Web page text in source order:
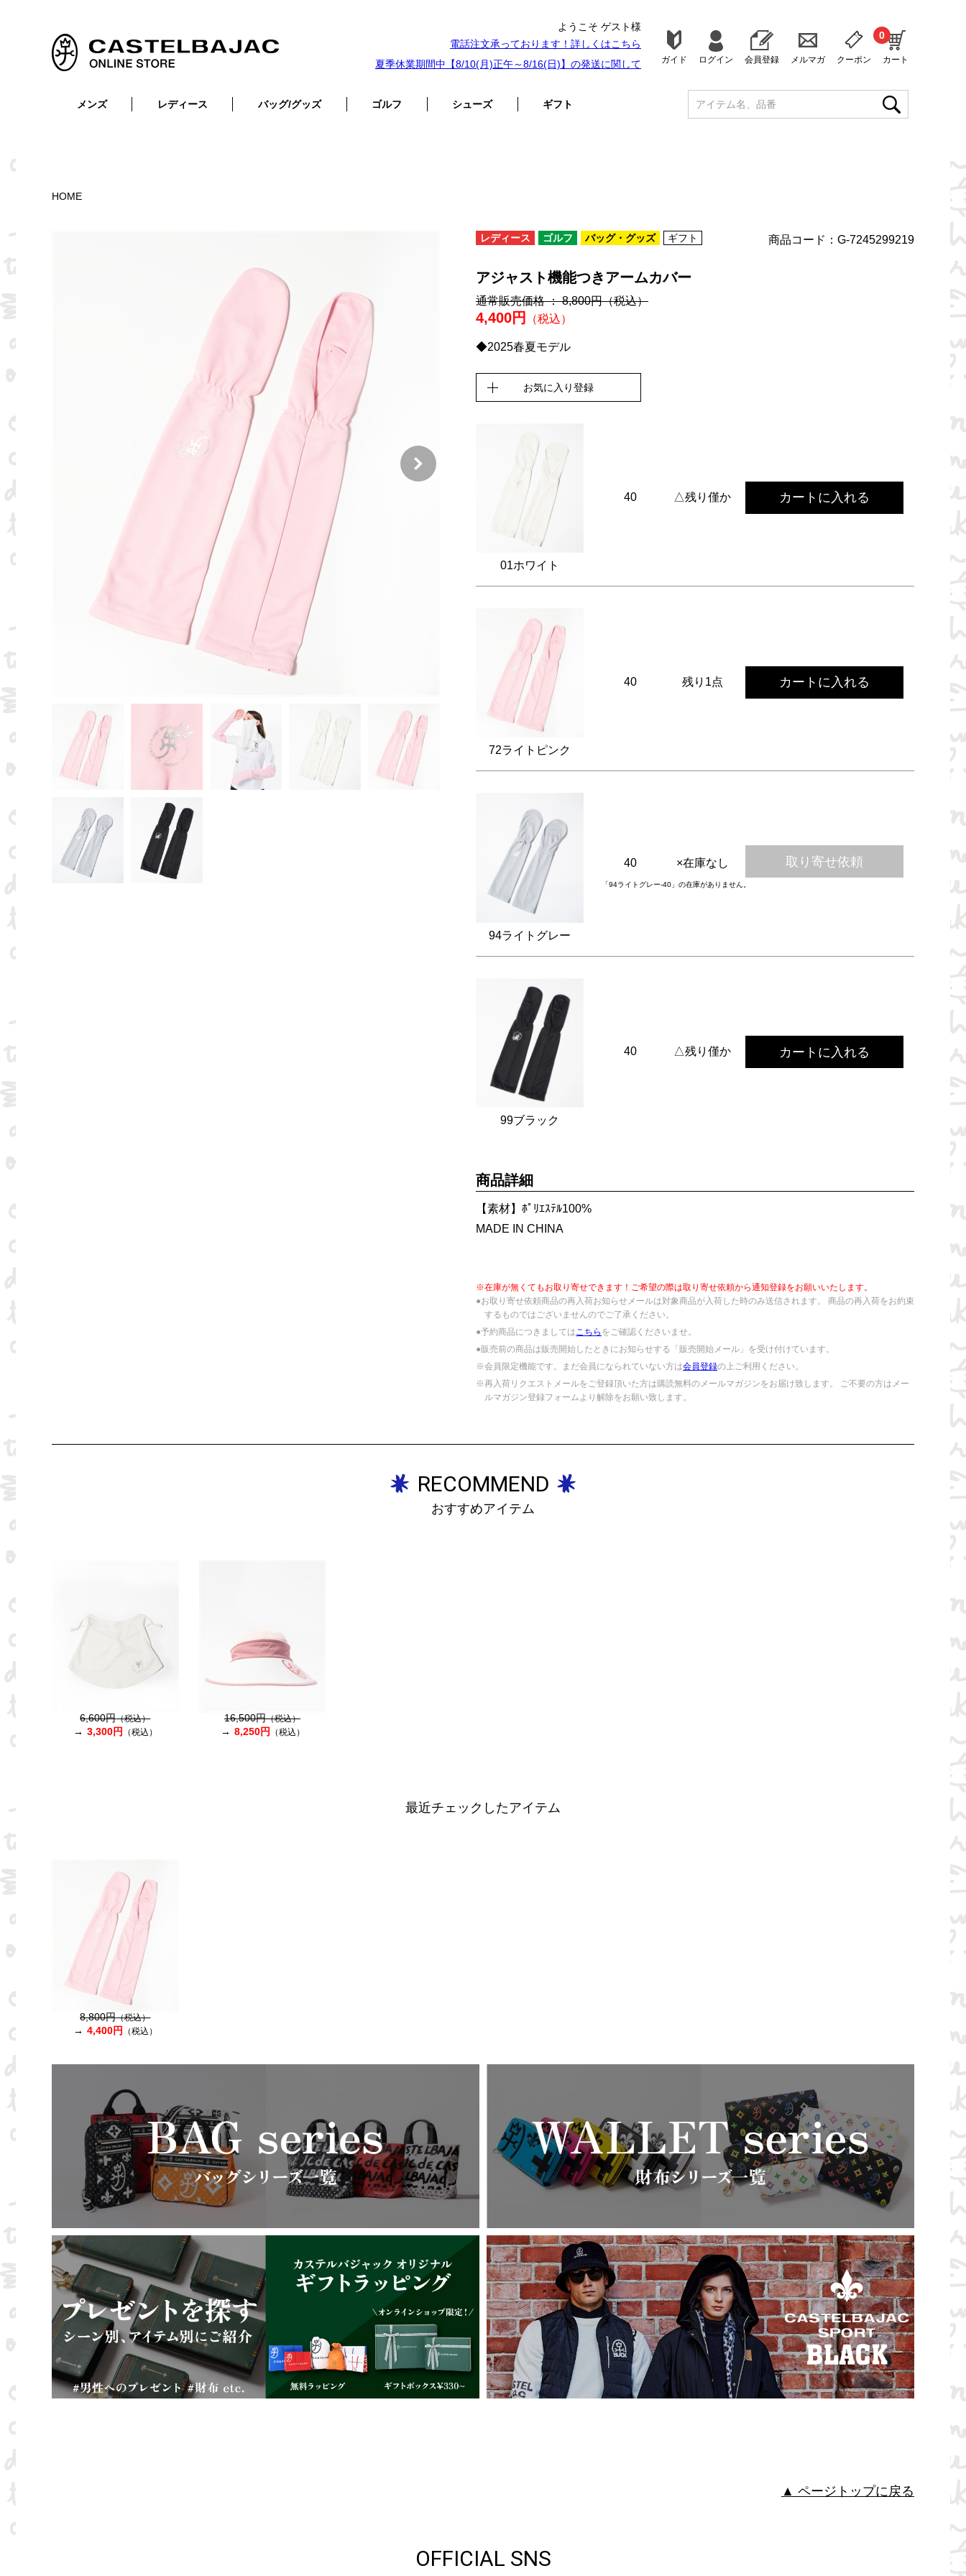
ようこそ ゲスト様
電話注文承っております！詳しくはこちら
夏季休業期間中【8/10(月)正午～8/16(日)】の発送に関して
ガイド ログイン 会員登録 メルマガ クーポン カート
0
メンズ レディース バッグ/グッズ ゴルフ シューズ ギフト
HOME
レディース ゴルフ バッグ・グッズ ギフト 商品コード：G-7245299219
アジャスト機能つきアームカバー
通常販売価格 ： 8,800円（税込）
4,400円 （税込）
◆2025春夏モデル
お気に入り登録
01ホワイト
40 △残り僅か カートに入れる
72ライトピンク
40 残り1点 カートに入れる
94ライトグレー
40 ×在庫なし 取り寄せ依頼
「94ライトグレー-40」の在庫がありません。
99ブラック
40 △残り僅か カートに入れる
商品詳細
【素材】ﾎﾟﾘｴｽﾃﾙ100%
MADE IN CHINA
※在庫が無くてもお取り寄せできます！ご希望の際は取り寄せ依頼から通知登録をお願いいたします。
●お取り寄せ依頼商品の再入荷お知らせメールは対象商品が入荷した時のみ送信されます。 商品の再入荷をお約束
するものではございませんのでご了承ください。
●予約商品につきましては こちら をご確認くださいませ。
●販売前の商品は販売開始したときにお知らせする「販売開始メール」を受け付けています。
※会員限定機能です。まだ会員になられていない方は会員登録の上ご利用ください。
※再入荷リクエストメールをご登録頂いた方は購読無料のメールマガジンをお届け致します。 ご不要の方はメー
ルマガジン登録フォームより解除をお願い致します。
RECOMMEND
おすすめアイテム
6,600円（税込）
3,300円 （税込）
16,500円（税込）
8,250円 （税込）
最近チェックしたアイテム
8,800円（税込）
4,400円 （税込）
▲ ページトップに戻る
OFFICIAL SNS